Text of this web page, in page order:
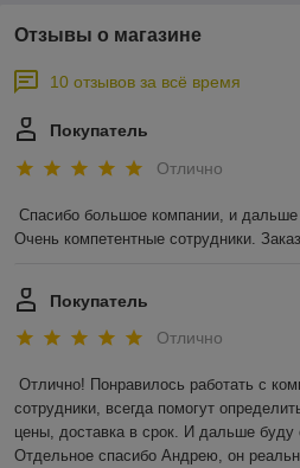
Отзывы о магазине
10 отзывов за всё время
Покупатель
Отлично
Спасибо большое компании, и
Очень компетентные сотрудники.
Покупатель
Отлично
Отлично! Понравилось работать с
сотрудники, всегда помогут
цены, доставка в срок. И дальше буду
Отдельное спасибо Андрею, он